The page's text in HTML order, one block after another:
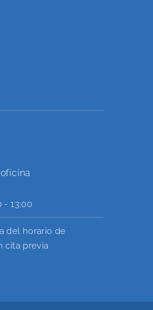
- 13:00
del horario de
cita previa